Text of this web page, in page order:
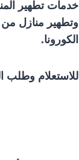
خدمات تطهير
وتطهير منازل
الكورونا.
للاستعلام وطلب